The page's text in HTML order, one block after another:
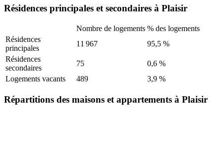
Résidences principales et secondaires à Plaisir
Nombre de logements % des logements
Résidences
principales
11 967
95,5 %
Résidences
secondaires
75
0,6 %
Logements vacants
489 3,9 %
Répartitions des maisons et appartements à Plaisir